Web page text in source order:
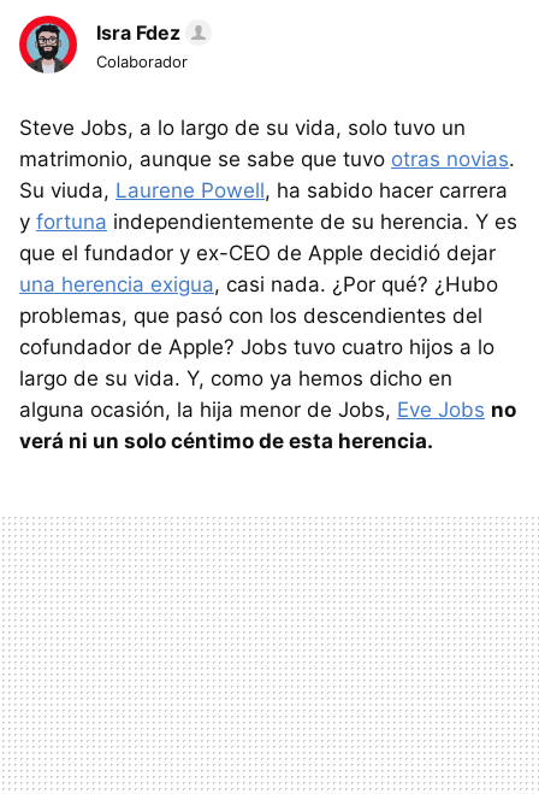
Isra Fdez
Colaborador
Steve Jobs, a lo largo de su vida, solo tuvo un
matrimonio, aunque se sabe que tuvo otras novias.
Su viuda, Laurene Powell, ha sabido hacer carrera
y fortuna independientemente de su herencia. Y es
que el fundador y ex-CEO de Apple decidió dejar
una herencia exigua, casi nada. ¿Por qué? ¿Hubo
problemas, que pasó con los descendientes del
cofundador de Apple? Jobs tuvo cuatro hijos a lo
largo de su vida. Y, como ya hemos dicho en
alguna ocasión, la hija menor de Jobs, Eve Jobs no
verá ni un solo céntimo de esta herencia.